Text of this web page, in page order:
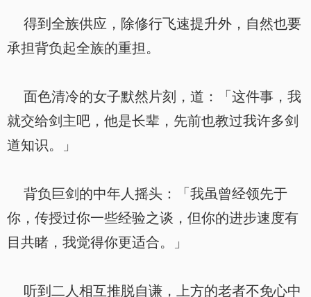
得到全族供应，除修行飞速提升外，自然也要
承担背负起全族的重担。
面色清冷的女子默然片刻，道：「这件事，我
就交给剑主吧，他是长辈，先前也教过我许多剑
道知识。」
背负巨剑的中年人摇头：「我虽曾经领先于
你，传授过你一些经验之谈，但你的进步速度有
目共睹，我觉得你更适合。」
听到二人相互推脱自谦，上方的老者不免心中